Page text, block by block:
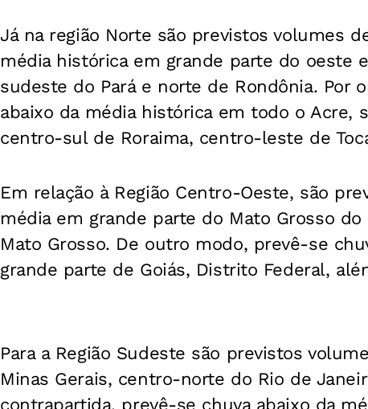
Já na região Norte são previstos volumes
média histórica em grande parte do oeste
sudeste do Pará e norte de Rondônia. Por
abaixo da média histórica em todo o Acre,
centro-sul de Roraima, centro-leste de
Em relação à Região Centro-Oeste, são
média em grande parte do Mato Grosso
Mato Grosso. De outro modo, prevê-se
grande parte de Goiás, Distrito Federal,
Para a Região Sudeste são previstos
Minas Gerais, centro-norte do Rio de
contrapartida, prevê-se chuva abaixo da